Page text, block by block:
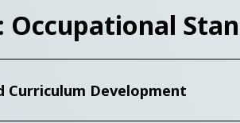
Occupational
Curriculum Development